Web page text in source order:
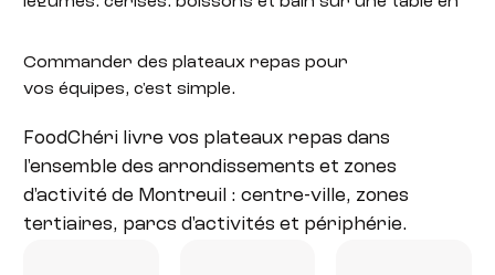
Commander des plateaux repas pour
vos équipes, c'est simple.
FoodChéri livre vos plateaux repas dans
l'ensemble des arrondissements et zones
d'activité de Montreuil : centre-ville, zones
tertiaires, parcs d'activités et périphérie.